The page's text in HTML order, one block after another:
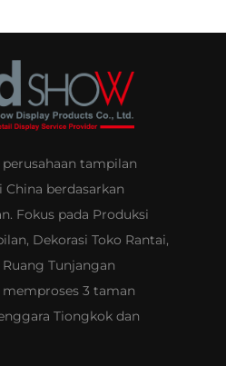
tampilan
berdasarkan
Fokus pada Produksi
Dekorasi Toko Rantai,
Tunjangan
memproses 3 taman
Tiongkok dan